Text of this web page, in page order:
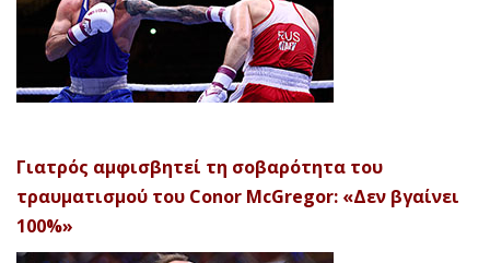
Γιατρός αμφισβητεί τη σοβαρότητα του
τραυματισμού του Conor McGregor: «Δεν βγαίνει
100%»